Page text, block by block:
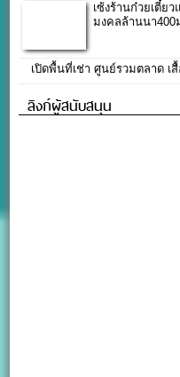
เซ้งร้านก๋วยเตี๋ย
มงคลล้านนา400
เปิดพื้นที่เช่า ศูนย์รวมตลาด
ลิงก์ผู้สนับสนุน